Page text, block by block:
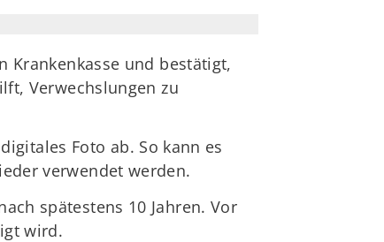
Krankenkasse und bestätigt,
Verwechslungen zu
Foto ab. So kann es
verwendet werden.
spätestens 10 Jahren. Vor
wird.